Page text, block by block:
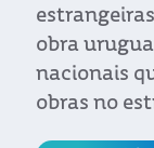
obra
nacionais
obras no